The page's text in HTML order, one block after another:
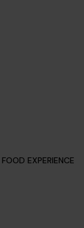
FOOD EXPERIENCE